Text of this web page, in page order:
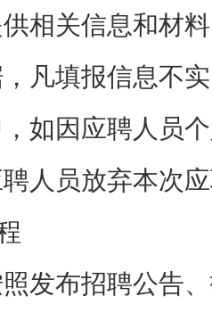
相关信息和材
凡填报信息不
如因应聘人员
人员放弃本次
布招聘公告、